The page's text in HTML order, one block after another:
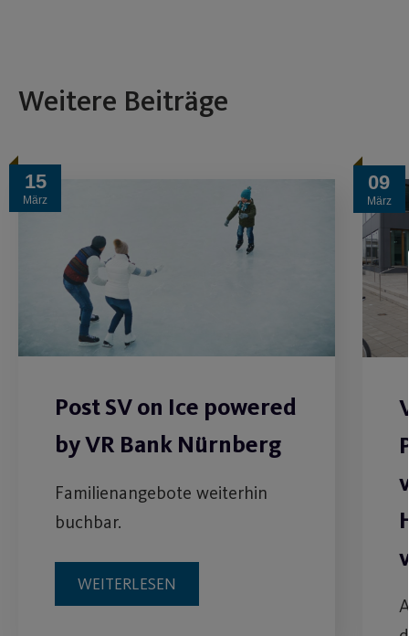
Weitere Beiträge
15
März
Post SV on Ice powered
by VR Bank Nürnberg
Familienangebote weiterhin
buchbar.
WEITERLESEN
09
März